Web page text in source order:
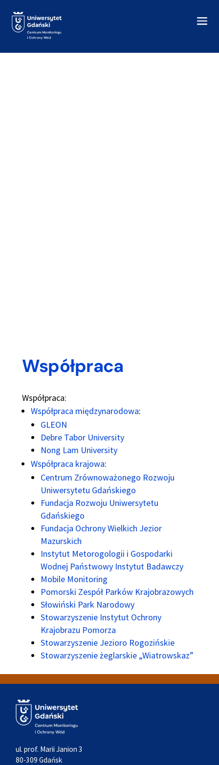
Współpraca
Współpraca:
Współpraca międzynarodowa:
GLEON
Debre Tabor University
Nong Lam University
Współpraca krajowa:
Centrum Zrównoważonego Rozwoju
Uniwersytetu Gdańskiego
Fundacja Rozwoju Uniwersytetu
Gdańskiego
Fundacja Ochrony Wielkich Jezior
Mazurskich
Instytut Metorogologii i Gospodarki
Wodnej Państwowy Instytut Badawczy
Mobile Monitoring
Pomorski Zespół Parków Krajobrazowych
Słowiński Park Narodowy
Stowarzyszenie Instytut Ochrony
Krajobrazu Pomorza
Stowarzyszenie Jezioro Rogozińskie
Stowarzyszenie żeglarskie „Wiatrowskaz”
ul. prof. Marii Janion 3
80-309 Gdańsk